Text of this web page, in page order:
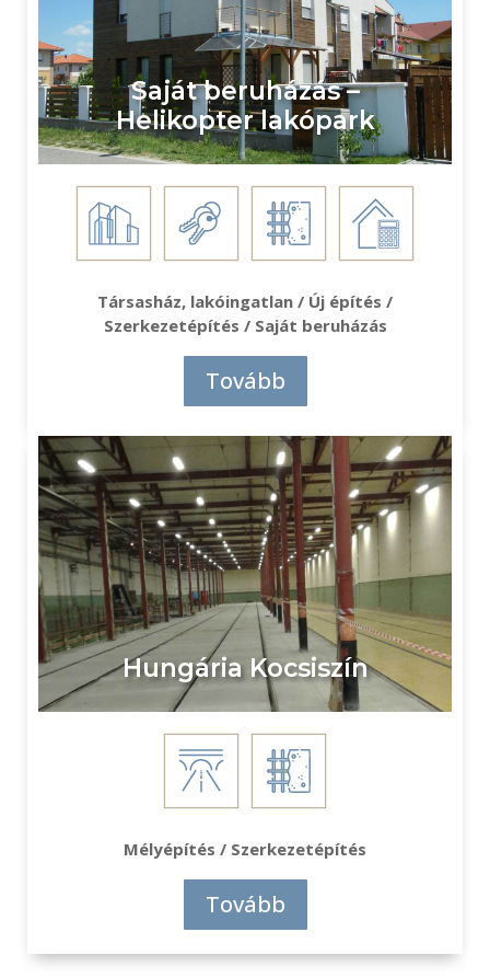
Saját beruházás –
Helikopter lakópark
Társasház, lakóingatlan / Új építés /
Szerkezetépítés / Saját beruházás
Tovább
Hungária Kocsiszín
Mélyépítés / Szerkezetépítés
Tovább